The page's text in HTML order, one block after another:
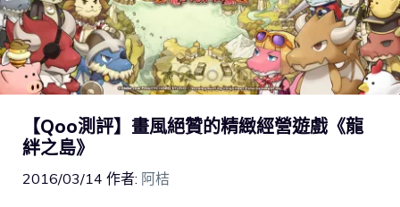
【Qoo測評】畫風絕贊的精緻經營遊戲《龍
絆之島》
2016/03/14 作者: 阿桔